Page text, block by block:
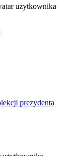
prezydenta